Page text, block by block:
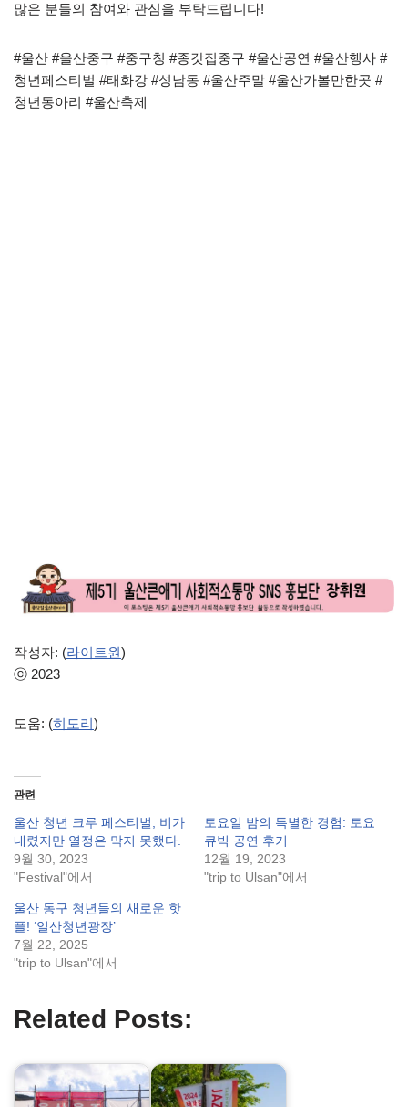
많은 분들의 참여와 관심을 부탁드립니다!
#울산 #울산중구 #중구청 #종갓집중구 #울산공연 #울산행사 #
청년페스티벌 #태화강 #성남동 #울산주말 #울산가볼만한곳 #
청년동아리 #울산축제
작성자: (라이트원)
ⓒ 2023
도움: (히도리)
관련
울산 청년 크루 페스티벌, 비가
내렸지만 열정은 막지 못했다.
9월 30, 2023
"Festival"에서
토요일 밤의 특별한 경험: 토요
큐빅 공연 후기
12월 19, 2023
"trip to Ulsan"에서
울산 동구 청년들의 새로운 핫
플! ‘일산청년광장’
7월 22, 2025
"trip to Ulsan"에서
Related Posts: